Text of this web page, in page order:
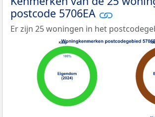
postcode 5706EA
Er zijn 25 woningen in het